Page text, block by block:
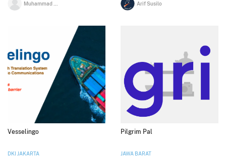
Arif Susilo
Vesselingo
DKI JAKARTA
Pilgrim Pal
JAWA BARAT